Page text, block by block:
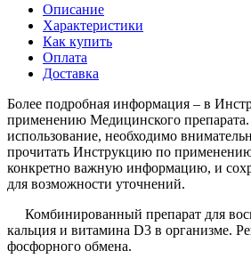
Описание
Характеристики
Как купить
Оплата
Доставка
Более подробная информация – в
применению Медицинского
использование, необходимо
прочитать Инструкцию по
конкретно важную информацию, и
для возможности уточнений.
Комбинированный препарат для
кальция и витамина D3 в организме.
фосфорного обмена.